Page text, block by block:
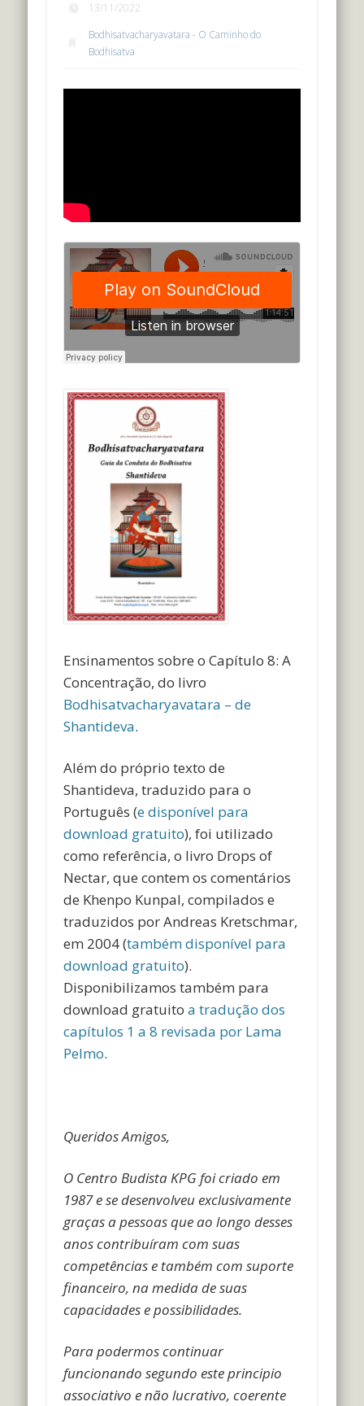
13/11/2022
Bodhisatvacharyavatara - O Caminho do
Bodhisatva
Ensinamentos sobre o Capítulo 8: A
Concentração, do livro
Bodhisatvacharyavatara – de
Shantideva.
Além do próprio texto de
Shantideva, traduzido para o
Português (e disponível para
download gratuito), foi utilizado
como referência, o livro Drops of
Nectar, que contem os comentários
de Khenpo Kunpal, compilados e
traduzidos por Andreas Kretschmar,
em 2004 (também disponível para
download gratuito).
Disponibilizamos também para
download gratuitoa tradução dos
capítulos 1 a 8 revisada por Lama
Pelmo.
Queridos Amigos,
O Centro Budista KPG foi criado em
1987 e se desenvolveu exclusivamente
graças a pessoas que ao longo desses
anos contribuíram com suas
competências e também com suporte
financeiro, na medida de suas
capacidades e possibilidades.
Para podermos continuar
funcionando segundo este principio
associativo e não lucrativo, coerente